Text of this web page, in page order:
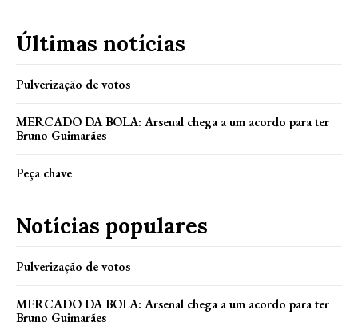
Últimas notícias
Pulverização de votos
MERCADO DA BOLA: Arsenal chega a um acordo para ter
Bruno Guimarães
Peça chave
Notícias populares
Pulverização de votos
MERCADO DA BOLA: Arsenal chega a um acordo para ter
Bruno Guimarães